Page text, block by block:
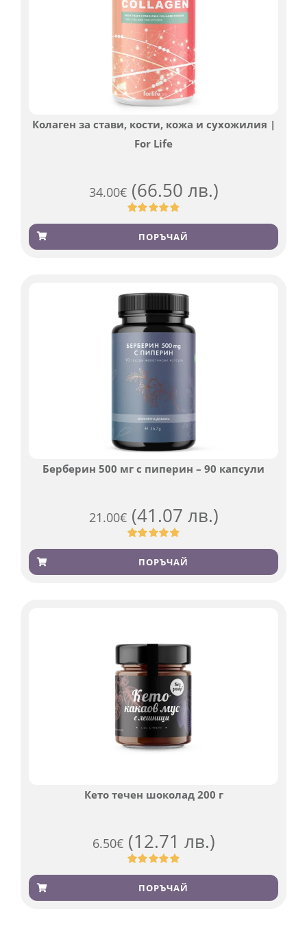
Колаген за стави, кости, кожа и сухожилия |
For Life
34.00€ (66.50 лв.)
Оценен
4.83 от 5,
базирано
923
ПОРЪЧАЙ
Берберин 500 мг с пиперин – 90 капсули
21.00€ (41.07 лв.)
Оценен
4.84 от 5,
369
ПОРЪЧАЙ
Кето течен шоколад 200 г
6.50€ (12.71 лв.)
Оценен
4.91 от 5,
501
ПОРЪЧАЙ